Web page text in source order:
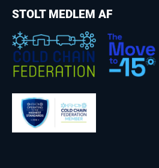
STOLT MEDLEM AF